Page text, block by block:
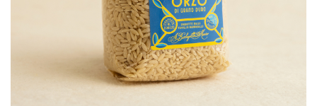
PRODUSE ECO / ORGANICE